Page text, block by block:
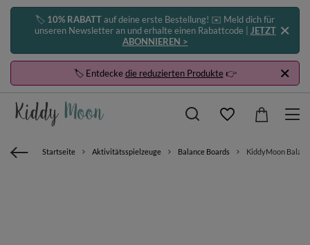
🏷️ 10% RABATTauf deine erste Bestellung! ✉️ Meld dich für
unseren Newsletter an und erhalte einen Rabattcode | JETZT
ABONNIEREN >
🏷️ Entdeckedie reduzierten Produkte👉
Startseite Aktivitätsspielzeuge Balance Boards KiddyMoon